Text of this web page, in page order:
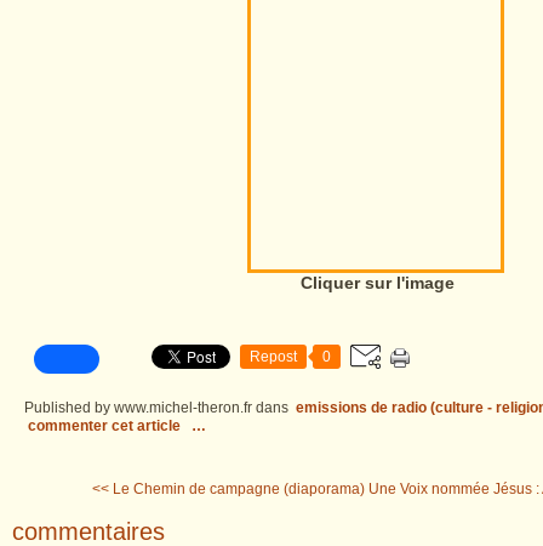
Cliquer sur l'image
Repost 0
Published by www.michel-theron.fr dans emissions de radio (culture -
commenter cet article
…
<< Le Chemin de campagne (diaporama) Une Voix nommée Jésus
commentaires